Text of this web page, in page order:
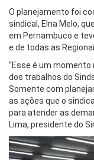
O planejamento foi
sindical, Elna Melo,
em Pernambuco e
e de todas as
“Esse é um
dos trabalhos do
Somente com
as ações que o
para atender as
Lima, presidente do